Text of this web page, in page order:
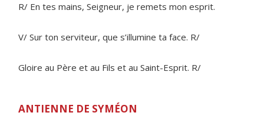
R/ En tes mains, Seigneur, je remets mon esprit.
V/ Sur ton serviteur, que s’illumine ta face. R/
Gloire au Père et au Fils et au Saint-Esprit. R/
ANTIENNE DE SYMÉON